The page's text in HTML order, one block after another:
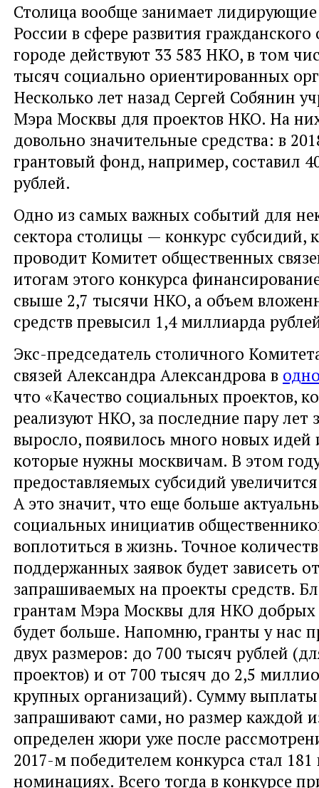
Столица вообще занимает
России в сфере развития гражданского
городе действуют 33 583 НКО, в том
тысяч социально ориентированных
Несколько лет назад Сергей Собянин
Мэра Москвы для проектов НКО. На
довольно значительные средства: в
грантовый фонд, например, составил
рублей.
Одно из самых важных событий для
сектора столицы — конкурс субсидий,
проводит Комитет общественных
итогам этого конкурса
свыше 2,7 тысячи НКО, а объем
средств превысил 1,4 миллиарда
Экс-председатель столичного
связей Александра Александрова в
что «Качество социальных проектов,
реализуют НКО, за последние пару лет
выросло, появилось много новых идей
которые нужны москвичам. В этом
предоставляемых субсидий
А это значит, что еще больше
социальных инициатив
воплотиться в жизнь. Точное
поддержанных заявок будет зависеть
запрашиваемых на проекты средств.
грантам Мэра Москвы для НКО добрых
будет больше. Напомню, гранты у нас
двух размеров: до 700 тысяч рублей
проектов) и от 700 тысяч до 2,5
крупных организаций). Сумму
запрашивают сами, но размер каждой
определен жюри уже после
2017-м победителем конкурса стал
номинациях. Всего тогда в конкурсе